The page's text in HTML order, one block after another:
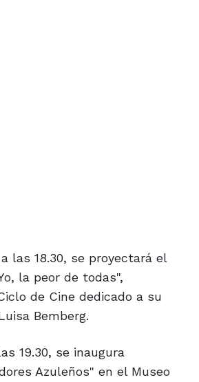
las 18.30, se proyectará el
la peor de todas",
de Cine dedicado a su
Bemberg.
19.30, se inaugura
Azuleños" en el Museo